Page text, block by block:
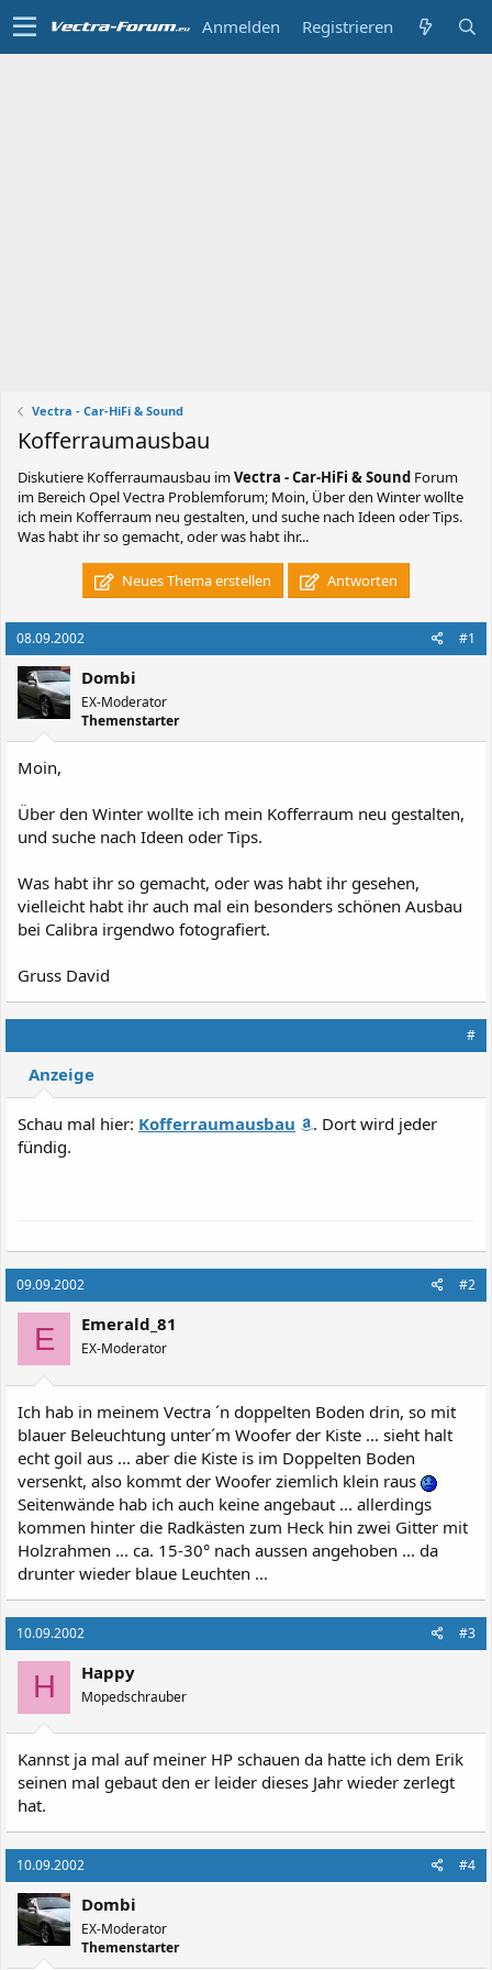
Anmelden Registrieren
Vectra - Car-HiFi & Sound
Kofferraumausbau
Diskutiere Kofferraumausbau imVectra - Car-HiFi & Sound Forum
im Bereich Opel Vectra Problemforum; Moin, Über den Winter wollte
ich mein Kofferraum neu gestalten, und suche nach Ideen oder Tips.
Was habt ihr so gemacht, oder was habt ihr...
Neues Thema erstellen Antworten
08.09.2002 #1
Dombi
EX-Moderator
Themenstarter
Moin,
Über den Winter wollte ich mein Kofferraum neu gestalten,
und suche nach Ideen oder Tips.
Was habt ihr so gemacht, oder was habt ihr gesehen,
vielleicht habt ihr auch mal ein besonders schönen Ausbau
bei Calibra irgendwo fotografiert.
Gruss David
#
Anzeige
Schau mal hier: Kofferraumausbau
. Dort wird jeder
fündig.
09.09.2002 #2
E Emerald_81
EX-Moderator
Ich hab in meinem Vectra ´n doppelten Boden drin, so mit
blauer Beleuchtung unter´m Woofer der Kiste ... sieht halt
echt goil aus ... aber die Kiste is im Doppelten Boden
versenkt, also kommt der Woofer ziemlich klein raus
Seitenwände hab ich auch keine angebaut ... allerdings
kommen hinter die Radkästen zum Heck hin zwei Gitter mit
Holzrahmen ... ca. 15-30° nach aussen angehoben ... da
drunter wieder blaue Leuchten ...
10.09.2002 #3
H Happy
Mopedschrauber
Kannst ja mal auf meiner HP schauen da hatte ich dem Erik
seinen mal gebaut den er leider dieses Jahr wieder zerlegt
hat.
10.09.2002 #4
Dombi
EX-Moderator
Themenstarter